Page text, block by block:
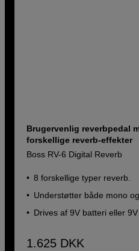
Brugervenlig reverbpedal
forskellige reverb-effekter
Boss RV-6 Digital Reverb
8 forskellige typer reverb.
Understøtter både mono
Drives af 9V batteri eller 9V
1.625 DKK